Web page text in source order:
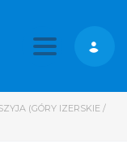
Toggle
(GÓRY IZERSKIE /